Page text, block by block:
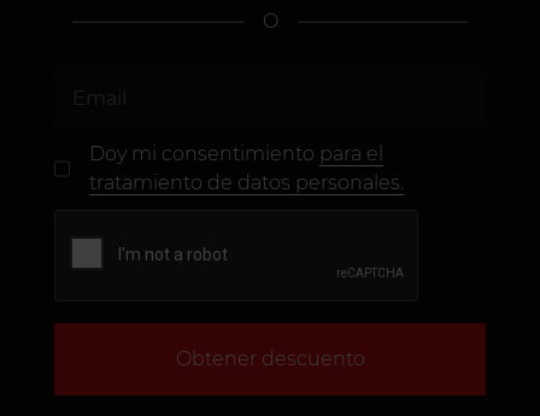
O
Doy mi consentimiento para el
tratamiento de datos personales.
Obtener descuento